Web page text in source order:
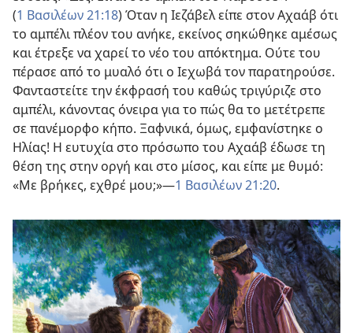
(1 Βασιλέων 21:18) Όταν η Ιεζάβελ είπε στον Αχαάβ ότι
το αμπέλι πλέον του ανήκε, εκείνος σηκώθηκε αμέσως
και έτρεξε να χαρεί το νέο του απόκτημα. Ούτε του
πέρασε από το μυαλό ότι ο Ιεχωβά τον παρατηρούσε.
Φανταστείτε την έκφρασή του καθώς τριγύριζε στο
αμπέλι, κάνοντας όνειρα για το πώς θα το μετέτρεπε
σε πανέμορφο κήπο. Ξαφνικά, όμως, εμφανίστηκε ο
Ηλίας! Η ευτυχία στο πρόσωπο του Αχαάβ έδωσε τη
θέση της στην οργή και στο μίσος, και είπε με θυμό:
«Με βρήκες, εχθρέ μου;»​—1 Βασιλέων 21:20.